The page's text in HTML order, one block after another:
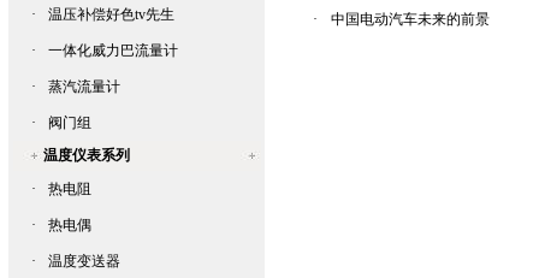
· 温压补偿好色tv先生
· 一体化威力巴流量计
· 蒸汽流量计
·
阀门组
温度仪表系列
·
热电阻
· 热电偶
· 温度变送器
·
中国电动汽车未来的前景